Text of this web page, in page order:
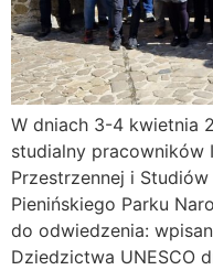
W dniach 3-4 kwietnia
studialny pracowników
Przestrzennej i
Pienińskiego Parku
do odwiedzenia:
Dziedzictwa UNESCO